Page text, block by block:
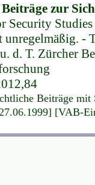
zur
Security
unregelmäßig. -
d. T. Zürcher
Beiträge
[VAB-